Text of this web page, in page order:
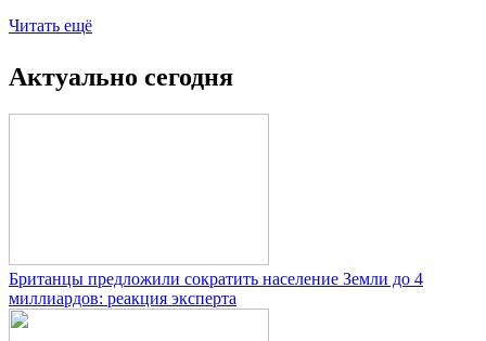
Читать ещё
Актуально сегодня
Британцы предложили сократить население Земли до 4
миллиардов: реакция эксперта